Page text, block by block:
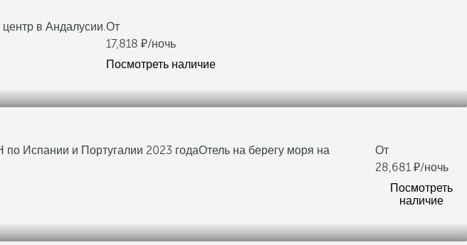
в Андалусии.От
17,818
/ночь
Посмотреть наличие
Испании и Португалии 2023 годаОтель на берегу моря на
От
28,681
/ночь
Посмотреть
наличие